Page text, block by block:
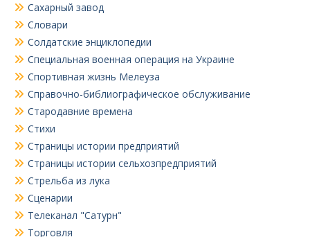
Сахарный завод
Словари
Солдатские энциклопедии
Специальная военная операция на Украине
Спортивная жизнь Мелеуза
Справочно-библиографическое обслуживание
Стародавние времена
Стихи
Страницы истории предприятий
Страницы истории сельхозпредприятий
Стрельба из лука
Сценарии
Телеканал "Сатурн"
Торговля